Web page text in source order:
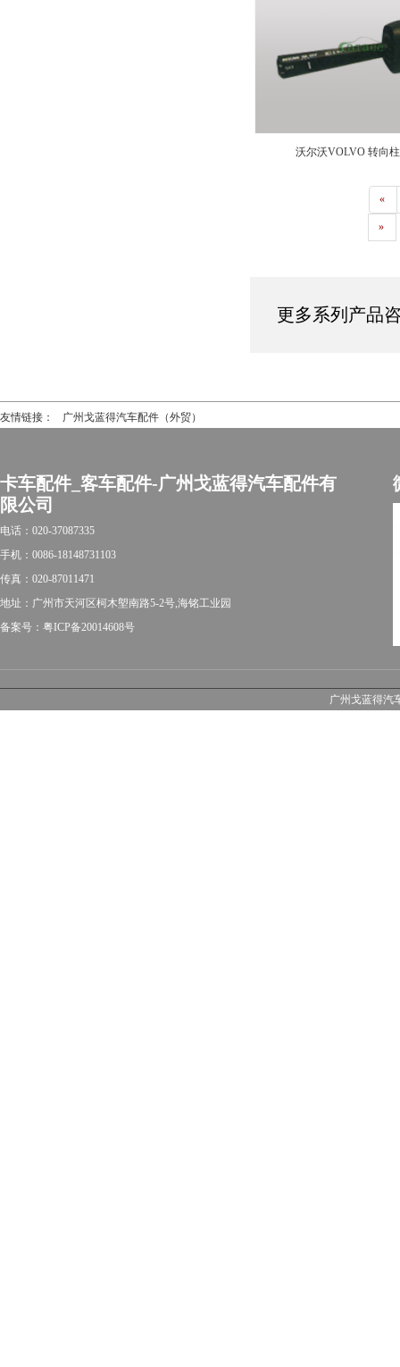
沃尔沃VOLVO 转向
«
»
更多系列产品
友情链接： 广州戈蓝得汽车配件（外贸）
卡车配件_客车配件-广州戈蓝得汽车配件有
限公司
电话：020-37087335
手机：0086-18148731103
传真：020-87011471
地址：广州市天河区柯木塱南路5-2号,海铭工业园
备案号：粤ICP备20014608号
广州戈蓝得汽